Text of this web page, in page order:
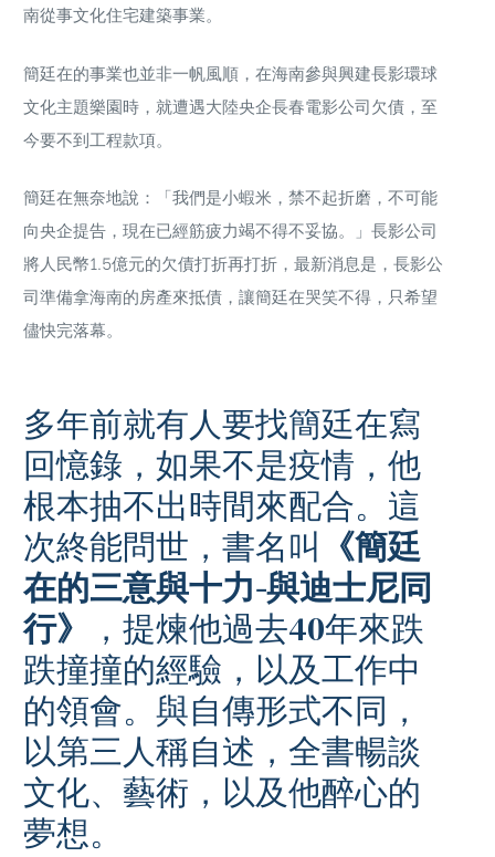
南從事文化住宅建築事業。
簡廷在的事業也並非一帆風順，在海南參與興建長影環球
文化主題樂園時，就遭遇大陸央企長春電影公司欠債，至
今要不到工程款項。
簡廷在無奈地說：「我們是小蝦米，禁不起折磨，不可能
向央企提告，現在已經筋疲力竭不得不妥協。」長影公司
將人民幣1.5億元的欠債打折再打折，最新消息是，長影公
司準備拿海南的房產來抵債，讓簡廷在哭笑不得，只希望
儘快完落幕。
多年前就有人要找簡廷在寫
回憶錄，如果不是疫情，他
根本抽不出時間來配合。這
次終能問世，書名叫 《簡廷
在的三意與十力-與迪士尼同
行》
，提煉他過去40年來跌
跌撞撞的經驗，以及工作中
的領會。與自傳形式不同，
以第三人稱自述，全書暢談
文化、藝術，以及他醉心的
夢想。